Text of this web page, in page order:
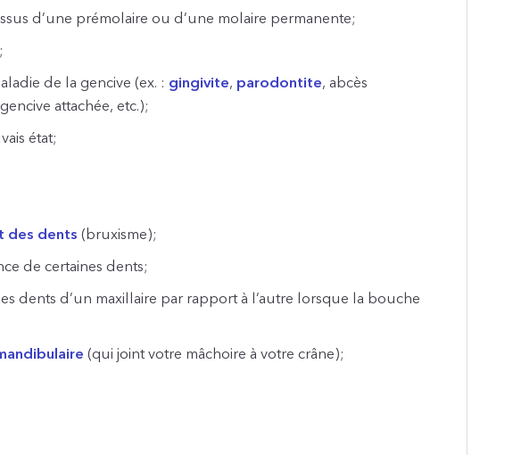
d’une prémolaire ou d’une molaire permanente;
;
de la gencive (ex. : gingivite, parodontite, abcès
attachée, etc.);
état;
des dents (bruxisme);
de certaines dents;
dents d’un maxillaire par rapport à l’autre lorsque la bouche
(qui joint votre mâchoire à votre crâne);